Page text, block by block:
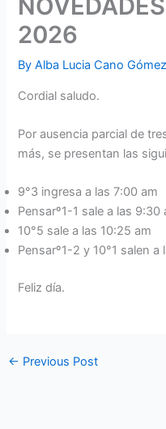
2026
ByAlba Lucia Cano
Cordial saludo.
Por ausencia parcial de
más, se presentan las
9°3 ingresa a las 7:00 am
Pensarº1-1 sale a las 9:30
10°5 sale a las 10:25 am
Pensarº1-2 y 10°1 salen a
Feliz día.
← Previous Post